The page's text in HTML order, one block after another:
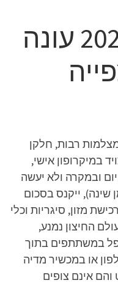
האח הגדול 2022 עונה
לצפייה
רבות, חלקן
במיקרופון אישי,
ובמקרה ולא יעשה
ייקנס בסכום
מזון, סיגריות וכלי
החיצון נמנע,
במשתתפים בתוך
או במכשיר מדיה
אינם צופים